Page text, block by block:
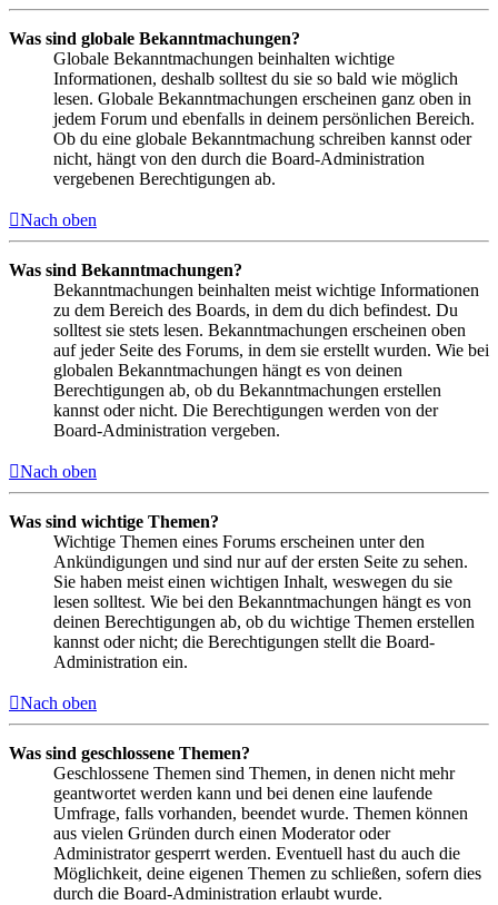
Was sind globale Bekanntmachungen?
Globale Bekanntmachungen beinhalten wichtige
Informationen, deshalb solltest du sie so bald wie möglich
lesen. Globale Bekanntmachungen erscheinen ganz oben in
jedem Forum und ebenfalls in deinem persönlichen Bereich.
Ob du eine globale Bekanntmachung schreiben kannst oder
nicht, hängt von den durch die Board-Administration
vergebenen Berechtigungen ab.
Nach oben
Was sind Bekanntmachungen?
Bekanntmachungen beinhalten meist wichtige Informationen
zu dem Bereich des Boards, in dem du dich befindest. Du
solltest sie stets lesen. Bekanntmachungen erscheinen oben
auf jeder Seite des Forums, in dem sie erstellt wurden. Wie bei
globalen Bekanntmachungen hängt es von deinen
Berechtigungen ab, ob du Bekanntmachungen erstellen
kannst oder nicht. Die Berechtigungen werden von der
Board-Administration vergeben.
Nach oben
Was sind wichtige Themen?
Wichtige Themen eines Forums erscheinen unter den
Ankündigungen und sind nur auf der ersten Seite zu sehen.
Sie haben meist einen wichtigen Inhalt, weswegen du sie
lesen solltest. Wie bei den Bekanntmachungen hängt es von
deinen Berechtigungen ab, ob du wichtige Themen erstellen
kannst oder nicht; die Berechtigungen stellt die Board-
Administration ein.
Nach oben
Was sind geschlossene Themen?
Geschlossene Themen sind Themen, in denen nicht mehr
geantwortet werden kann und bei denen eine laufende
Umfrage, falls vorhanden, beendet wurde. Themen können
aus vielen Gründen durch einen Moderator oder
Administrator gesperrt werden. Eventuell hast du auch die
Möglichkeit, deine eigenen Themen zu schließen, sofern dies
durch die Board-Administration erlaubt wurde.